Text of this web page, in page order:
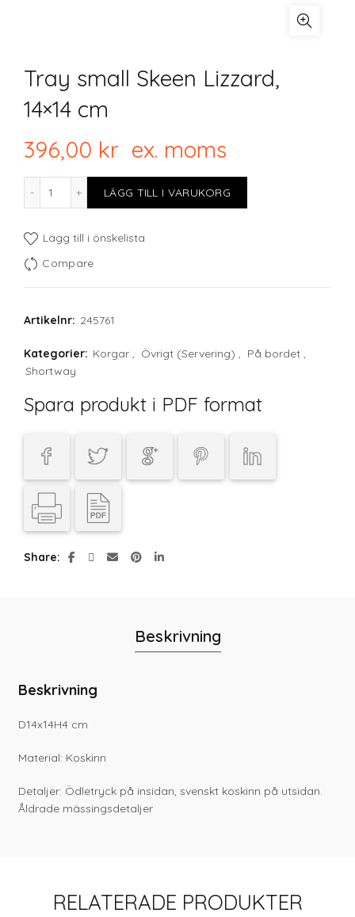
Tray small Skeen Lizzard,
14×14 cm
396,00 kr ex. moms
Tray small Skeen Lizzard, 14x14 cm mängd
LÄGG TILL I VARUKORG
Lägg till i önskelista
Compare
Artikelnr: 245761
Kategorier: Korgar , Övrigt (Servering) , På bordet ,
Shortway
Spara produkt i PDF format
Share
Beskrivning
Beskrivning
D14x14H4 cm
Material: Koskinn
Detaljer: Ödletryck på insidan, svenskt koskinn på utsidan.
Åldrade mässingsdetaljer
RELATERADE PRODUKTER